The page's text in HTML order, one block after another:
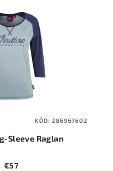
Sleeve Raglan
€57
KÓD:286967602